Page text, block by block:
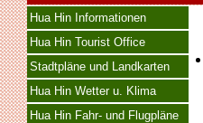
Hua Hin Informationen
Hua Hin Tourist Office
Stadtpläne und Landkarten
Hua Hin Wetter u. Klima
Hua Hin Fahr- und Flugpläne